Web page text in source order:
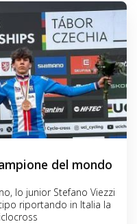
del mondo
lo junior Stefano Viezzi
riportando in Italia la